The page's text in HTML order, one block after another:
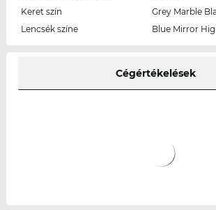
Keret szín
Grey Marble
Lencsék színe
Blue Mirror
Cégértékelések